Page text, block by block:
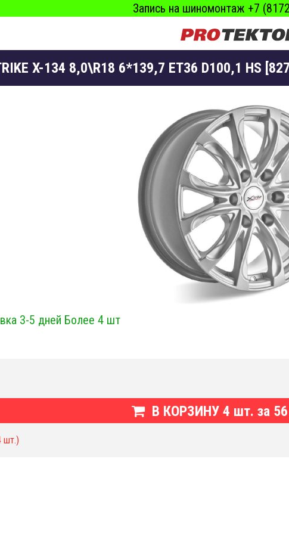
Запись на шиномонтаж +7
X-134 8,0\R18 6*139,7 ET36 D100,1 HS
3-5 дней Более 4 шт
В КОРЗИНУ 4 шт. за
шт.)